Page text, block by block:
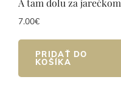
A tam dolu za jarečkom
7.00€
PRIDAŤ DO
KOŠÍKA